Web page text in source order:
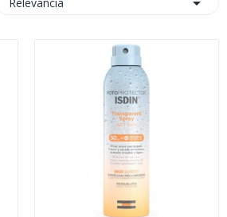
Relevancia